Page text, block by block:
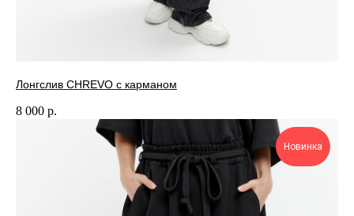
Лонгслив CHREVO с карманом
8 000 р.
Новинка